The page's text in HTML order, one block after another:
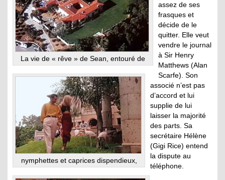
La vie de « rêve » de Sean, entouré de
nymphettes et caprices dispendieux,
assez de ses
frasques et
décide de le
quitter. Elle veut
vendre le journal
à Sir Henry
Matthews (Alan
Scarfe). Son
associé n’est pas
d’accord et lui
supplie de lui
laisser la majorité
des parts. Sa
secrétaire Hélène
(Gigi Rice) entend
la dispute au
téléphone.